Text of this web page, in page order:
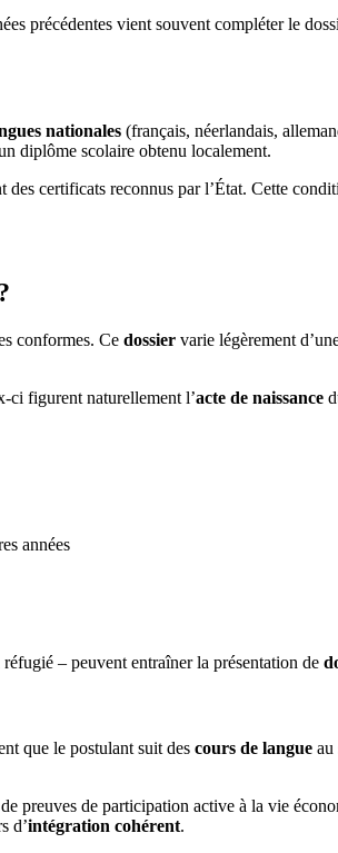
précédentes vient souvent compléter le
nationales (français, néerlandais,
diplôme scolaire obtenu localement.
certificats reconnus par l’État. Cette
conformes. Ce dossier varie légèrement
ci figurent naturellement l’acte de naissance
années
– peuvent entraîner la présentation de
que le postulant suit des cours de langue au
preuves de participation active à la vie
d’intégration cohérent.